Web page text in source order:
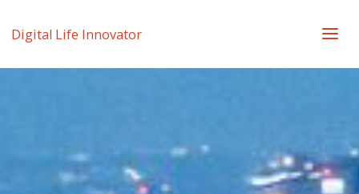
Digital Life Innovator